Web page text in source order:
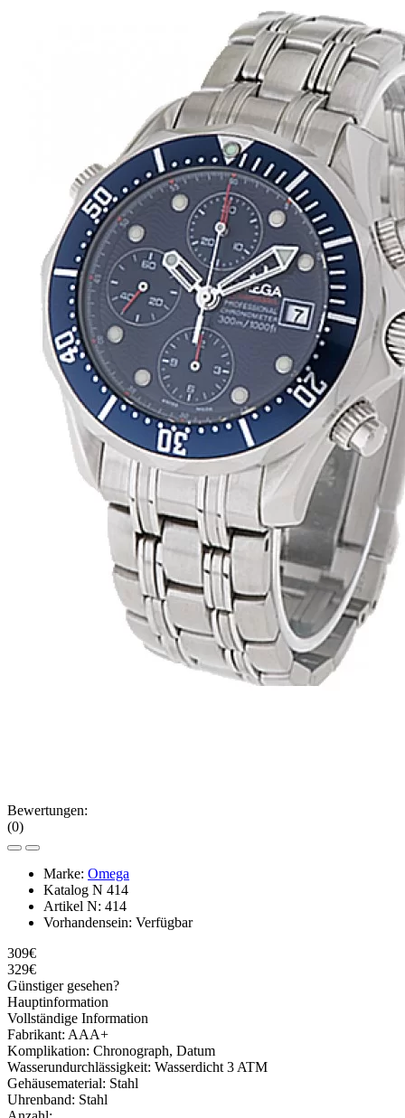
Bewertungen:
(0)
Marke: Omega
Katalog N 414
Artikel N: 414
Vorhandensein: Verfügbar
309€
329€
Günstiger gesehen?
Hauptinformation
Vollständige Information
Fabrikant: AAA+
Komplikation: Chronograph, Datum
Wasserundurchlässigkeit: Wasserdicht 3 ATM
Gehäusematerial: Stahl
Uhrenband: Stahl